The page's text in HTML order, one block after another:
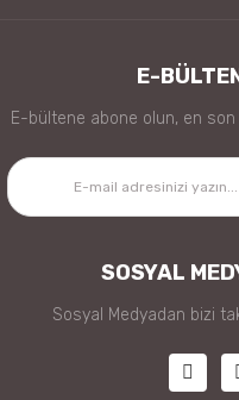
E-
E-bültene abone olun, en
SOSYAL
Sosyal Medyadan bizi